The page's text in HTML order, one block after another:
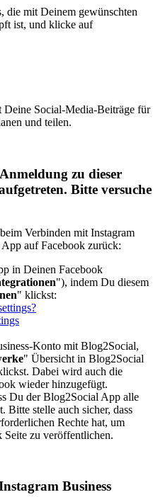
die mit Deinem gewünschten
ist, und klicke auf
Social-Media-Beiträge für
und teilen.
zu dieser
Bitte versuche
Verbinden mit Instagram
auf Facebook zurück:
in Deinen Facebook
"), indem Du diesem
" klickst:
Konto mit Blog2Social,
" Übersicht in Blog2Social
Dabei wird auch die
wieder hinzugefügt.
Du der Blog2Social App alle
Bitte stelle auch sicher, dass
Rechte hat, um
Seite zu veröffentlichen.
Business